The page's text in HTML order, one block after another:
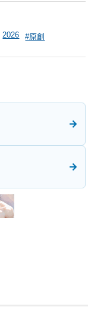
2026 #原創